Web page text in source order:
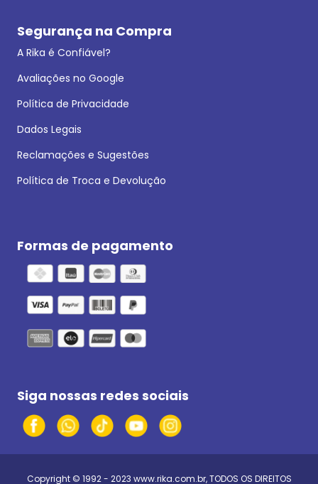
Segurança na Compra
A Rika é Confiável?
Avaliações no Google
Política de Privacidade
Dados Legais
Reclamações e Sugestões
Política de Troca e Devolução
Formas de pagamento
Siga nossas redes sociais
Copyright © 1992 - 2023 www.rika.com.br, TODOS OS DIREITOS